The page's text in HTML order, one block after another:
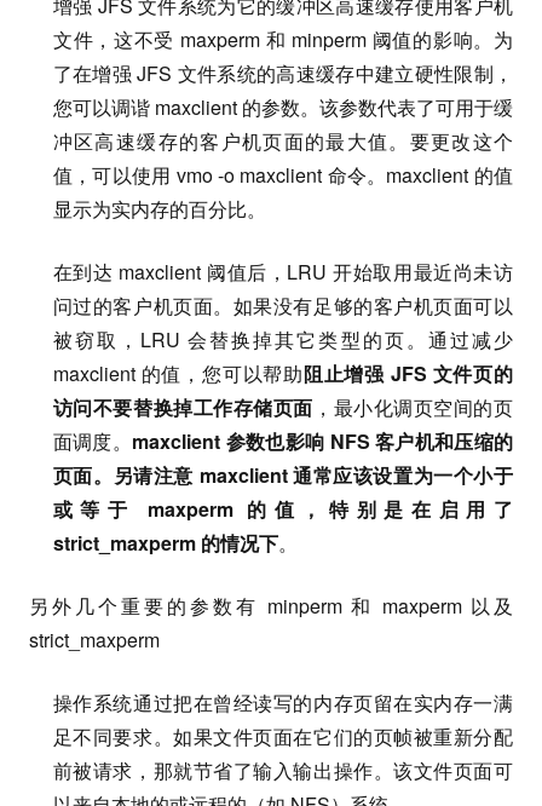
文件，这不受 maxperm 和 minperm 阈值的影响。为
了在增强 JFS 文件系统的高速缓存中建立硬性限制，
您可以调谐 maxclient 的参数。该参数代表了可用于缓
冲区高速缓存的客户机页面的最大值。要更改这个
值，可以使用 vmo -o maxclient 命令。maxclient 的值
显示为实内存的百分比。
在到达 maxclient 阈值后，LRU 开始取用最近尚未访
问过的客户机页面。如果没有足够的客户机页面可以
被窃取，LRU 会替换掉其它类型的页。通过减少
maxclient 的值，您可以帮助阻止增强 JFS 文件页的
访问不要替换掉工作存储页面 ，最小化调页空间的页
面调度。 maxclient 参数也影响 NFS 客户机和压缩的
页面。另请注意 maxclient 通常应该设置为一个小于
或等于 maxperm 的值，特别是在启用了
strict_maxperm 的情况下。
另外几个重要的参数有 minperm 和 maxperm 以及
strict_maxperm
操作系统通过把在曾经读写的内存页留在实内存一满
足不同要求。如果文件页面在它们的页帧被重新分配
前被请求，那就节省了输入输出操作。该文件页面可